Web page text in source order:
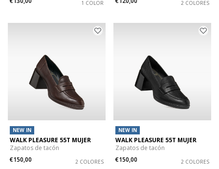
1 COLOR 2 COLORES
NEW IN
WALK PLEASURE 55T MUJER
Zapatos de tacón
€150,00
2 COLORES
NEW IN
WALK PLEASURE 55T MUJER
Zapatos de tacón
€150,00
2 COLORES